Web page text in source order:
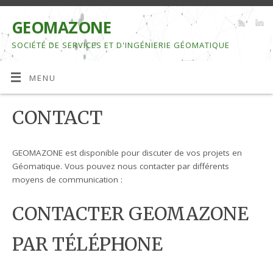
GEOMAZONE
SOCIÉTÉ DE SERVICES ET D'INGÉNIERIE GÉOMATIQUE
MENU
CONTACT
GEOMAZONE est disponible pour discuter de vos projets en
Géomatique. Vous pouvez nous contacter par différents
moyens de communication :
CONTACTER GEOMAZONE
PAR TÉLÉPHONE